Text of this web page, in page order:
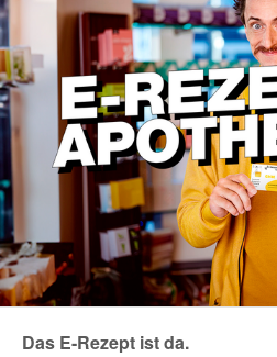
Das E-Rezept ist da.